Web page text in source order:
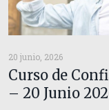
20 junio, 2026
Curso de
– 20 Junio